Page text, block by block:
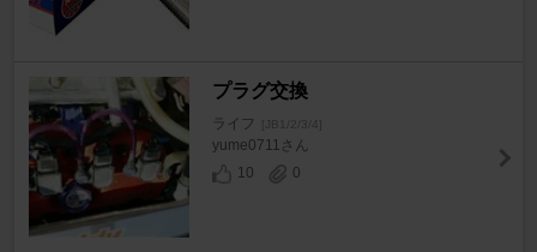
プラグ交換
ライフ [JB1/2/3/4]
yume0711さん
10
0